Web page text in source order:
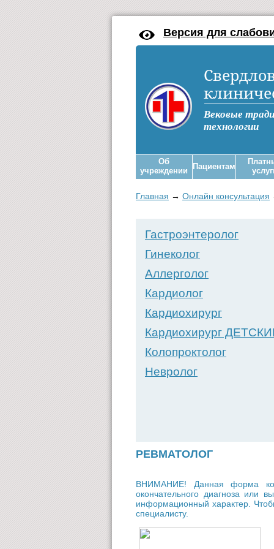
Версия для
Вековые
технологии
Об
учреждении
Пациентам
Главная → Онлайн консультация
Гастроэнтеролог
Гинеколог
Аллерголог
Кардиолог
Кардиохирург
Кардиохирург
Колопроктолог
Невролог
РЕВМАТОЛОГ
ВНИМАНИЕ! Данная форма
окончательного диагноза
информационный характер.
специалисту.